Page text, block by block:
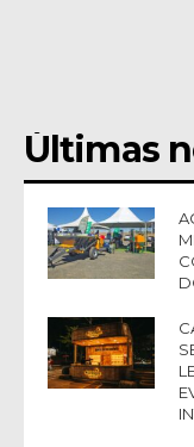
Últimas